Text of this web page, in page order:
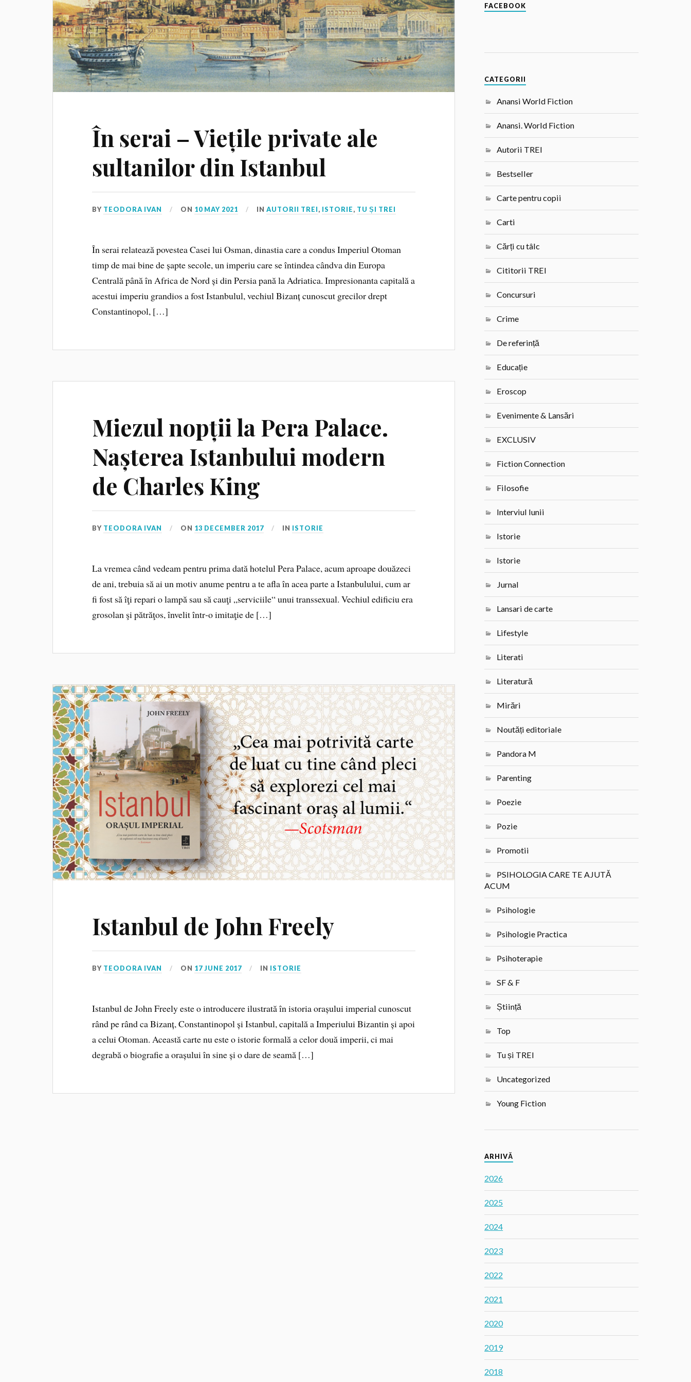
În serai – Viețile private ale
sultanilor din Istanbul
BY TEODORA IVAN ON 10 MAY 2021 INAUTORII TREI, ISTORIE, TU ȘI TREI
În serai relatează povestea Casei lui Osman, dinastia care a condus Imperiul Otoman
timp de mai bine de șapte secole, un imperiu care se întindea cândva din Europa
Centrală până în Africa de Nord și din Persia pană la Adriatica. Impresionanta capitală a
acestui imperiu grandios a fost Istanbulul, vechiul Bizanț cunoscut grecilor drept
Constantinopol, […]
Miezul nopții la Pera Palace.
Nașterea Istanbului modern
de Charles King
BY TEODORA IVAN ON 13 DECEMBER 2017 IN ISTORIE
La vremea când vedeam pentru prima dată hotelul Pera Palace, acum aproape douăzeci
de ani, trebuia să ai un motiv anume pentru a te afla în acea parte a Istanbulului, cum ar
fi fost să îţi repari o lampă sau să cauţi „serviciile“ unui transsexual. Vechiul edificiu era
grosolan şi pătrăţos, învelit într‑o imitaţie de […]
Istanbul de John Freely
BY TEODORA IVAN ON 17 JUNE 2017 IN ISTORIE
Istanbul de John Freely este o introducere ilustrată în istoria orașului imperial cunoscut
rând pe rând ca Bizanț, Constantinopol și Istanbul, capitală a Imperiului Bizantin și apoi
a celui Otoman. Această carte nu este o istorie formală a celor două imperii, ci mai
degrabă o biografie a orașului în sine și o dare de seamă […]
FACEBOOK
CATEGORII
Anansi World Fiction
Anansi. World Fiction
Autorii TREI
Bestseller
Carte pentru copii
Carti
Cărți cu tâlc
Cititorii TREI
Concursuri
Crime
De referință
Educație
Eroscop
Evenimente & Lansări
EXCLUSIV
Fiction Connection
Filosofie
Interviul lunii
Istorie
Istorie
Jurnal
Lansari de carte
Lifestyle
Literati
Literatură
Mirări
Noutăți editoriale
Pandora M
Parenting
Poezie
Pozie
Promotii
PSIHOLOGIA CARE TE AJUTĂ
ACUM
Psihologie
Psihologie Practica
Psihoterapie
SF & F
Știință
Top
Tu și TREI
Uncategorized
Young Fiction
ARHIVĂ
2026
2025
2024
2023
2022
2021
2020
2019
2018